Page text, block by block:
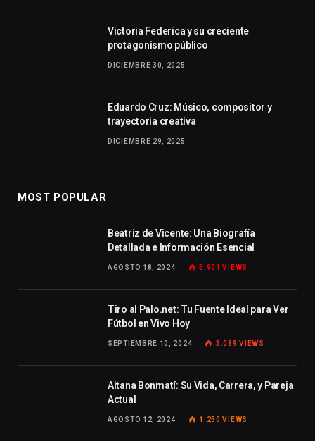
Victoria Federica y su creciente
protagonismo público
DICIEMBRE 30, 2025
Eduardo Cruz: Músico, compositor y
trayectoria creativa
DICIEMBRE 29, 2025
MOST POPULAR
Beatriz de Vicente: Una Biografía
Detallada e Información Esencial
AGOSTO 18, 2024 5.901VIEWS
Tiro al Palo.net: Tu Fuente Ideal para Ver
Fútbol en Vivo Hoy
SEPTIEMBRE 10, 2024 3.089VIEWS
Aitana Bonmatí: Su Vida, Carrera, y Pareja
Actual
AGOSTO 12, 2024 1.250VIEWS